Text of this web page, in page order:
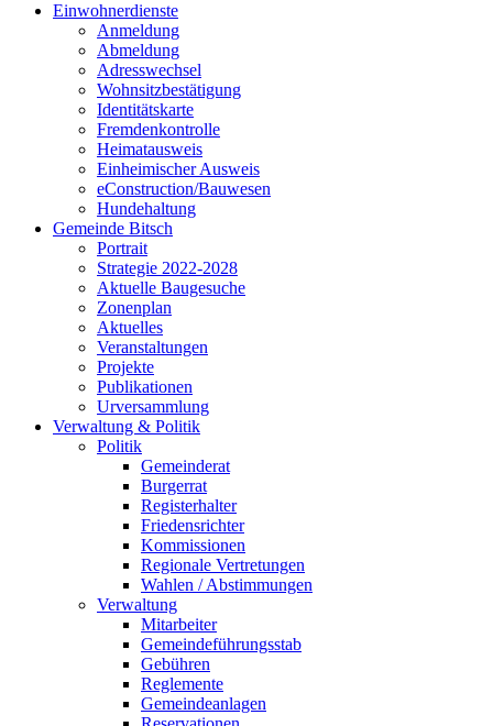
Einwohnerdienste
Anmeldung
Abmeldung
Adresswechsel
Wohnsitzbestätigung
Identitätskarte
Fremdenkontrolle
Heimatausweis
Einheimischer Ausweis
eConstruction/Bauwesen
Hundehaltung
Gemeinde Bitsch
Portrait
Strategie 2022-2028
Aktuelle Baugesuche
Zonenplan
Aktuelles
Veranstaltungen
Projekte
Publikationen
Urversammlung
Verwaltung & Politik
Politik
Gemeinderat
Burgerrat
Registerhalter
Friedensrichter
Kommissionen
Regionale Vertretungen
Wahlen / Abstimmungen
Verwaltung
Mitarbeiter
Gemeindeführungsstab
Gebühren
Reglemente
Gemeindeanlagen